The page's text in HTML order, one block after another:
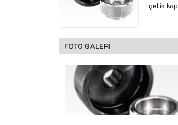
çelik
FOTO GALERİ